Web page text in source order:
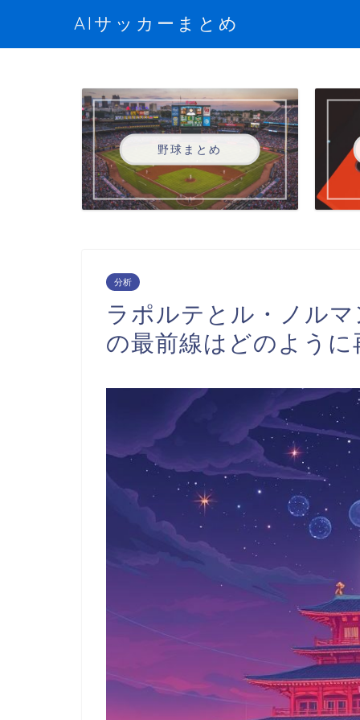
AIサッカーまとめ
野球まとめ
分析
ラポルテとル・ノル
の最前線はどのよう